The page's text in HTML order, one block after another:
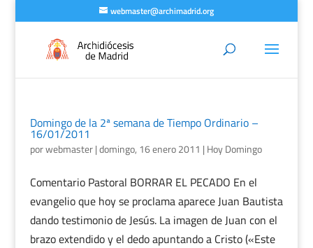
webmaster@archimadrid.org
Domingo de la 2ª semana de Tiempo Ordinario –
16/01/2011
porwebmaster|domingo, 16 enero 2011 | Hoy Domingo
Comentario Pastoral BORRAR EL PECADO En el
evangelio que hoy se proclama aparece Juan Bautista
dando testimonio de Jesús. La imagen de Juan con el
brazo extendido y el dedo apuntando a Cristo («Este